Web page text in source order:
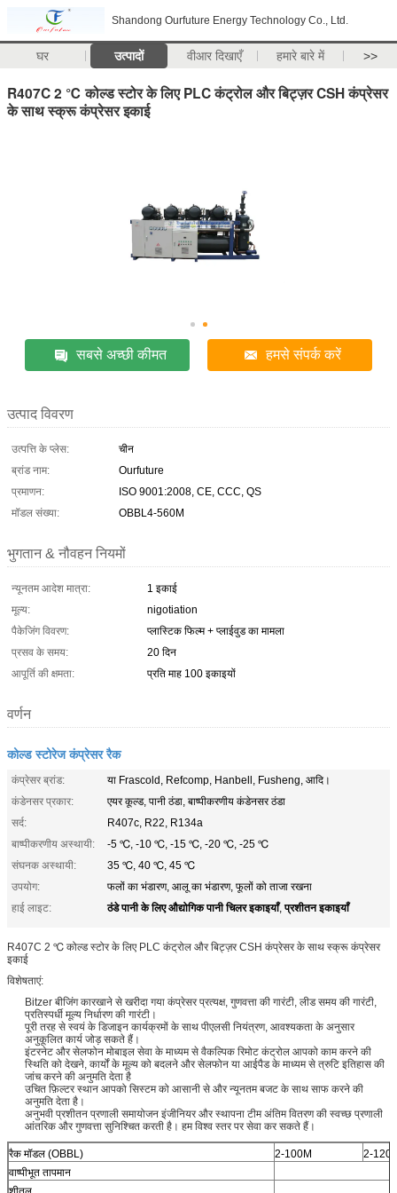
Shandong Ourfuture Energy Technology Co., Ltd.
घर उत्पादों वीआर दिखाएँ हमारे बारे में >>
R407C 2 ℃ कोल्ड स्टोर के लिए PLC कंट्रोल और बिट्ज़र CSH कंप्रेसर
के साथ स्क्रू कंप्रेसर इकाई
सबसे अच्छी कीमत हमसे संपर्क करें
उत्पाद विवरण
उत्पत्ति के प्लेस:
चीन
ब्रांड नाम:
Ourfuture
प्रमाणन:
ISO 9001:2008, CE, CCC, QS
मॉडल संख्या:
OBBL4-560M
भुगतान & नौवहन नियमों
न्यूनतम आदेश मात्रा:
1 इकाई
मूल्य:
nigotiation
पैकेजिंग विवरण:
प्लास्टिक फिल्म + प्लाईवुड का मामला
प्रसव के समय:
20 दिन
आपूर्ति की क्षमता:
प्रति माह 100 इकाइयों
वर्णन
कोल्ड स्टोरेज कंप्रेसर रैक
कंप्रेसर ब्रांड:
या Frascold, Refcomp, Hanbell, Fusheng, आदि।
कंडेनसर प्रकार:
एयर कूल्ड, पानी ठंडा, बाष्पीकरणीय कंडेनसर ठंडा
सर्द:
R407c, R22, R134a
बाष्पीकरणीय अस्थायी:
-5 ℃, -10 ℃, -15 ℃, -20 ℃, -25 ℃
संघनक अस्थायी:
35 ℃, 40 ℃, 45 ℃
उपयोग:
फलों का भंडारण, आलू का भंडारण, फूलों को ताजा रखना
हाई लाइट:
ठंडे पानी के लिए औद्योगिक पानी चिलर इकाइयाँ,प्रशीतन इकाइयाँ
R407C 2 ℃ कोल्ड स्टोर के लिए PLC कंट्रोल और बिट्ज़र CSH कंप्रेसर के साथ स्क्रू कंप्रेसर
इकाई
विशेषताएं:
Bitzer बीजिंग कारखाने से खरीदा गया कंप्रेसर प्रत्यक्ष, गुणवत्ता की गारंटी, लीड समय की गारंटी,
प्रतिस्पर्धी मूल्य निर्धारण की गारंटी।
पूरी तरह से स्वयं के डिजाइन कार्यक्रमों के साथ पीएलसी नियंत्रण, आवश्यकता के अनुसार
अनुकूलित कार्य जोड़ सकते हैं।
इंटरनेट और सेलफोन मोबाइल सेवा के माध्यम से वैकल्पिक रिमोट कंट्रोल आपको काम करने की
स्थिति को देखने, कार्यों के मूल्य को बदलने और सेलफोन या आईपैड के माध्यम से त्रुटि इतिहास की
जांच करने की अनुमति देता है
उचित फ़िल्टर स्थान आपको सिस्टम को आसानी से और न्यूनतम बजट के साथ साफ करने की
अनुमति देता है।
अनुभवी प्रशीतन प्रणाली समायोजन इंजीनियर और स्थापना टीम अंतिम वितरण की स्वच्छ प्रणाली
आंतरिक और गुणवत्ता सुनिश्चित करती है। हम विश्व स्तर पर सेवा कर सकते हैं।
रैक मॉडल (OBBL) 2-100M
2-
वाष्पीभूत तापमान